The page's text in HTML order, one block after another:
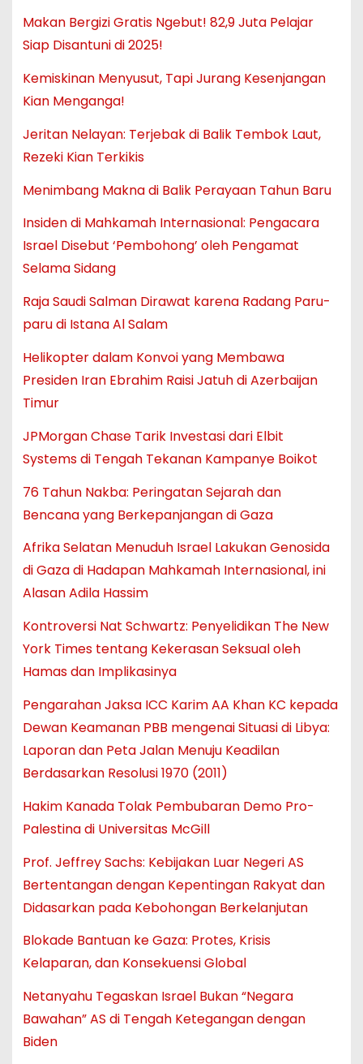
Makan Bergizi Gratis Ngebut! 82,9 Juta Pelajar
Siap Disantuni di 2025!
Kemiskinan Menyusut, Tapi Jurang Kesenjangan
Kian Menganga!
Jeritan Nelayan: Terjebak di Balik Tembok Laut,
Rezeki Kian Terkikis
Menimbang Makna di Balik Perayaan Tahun Baru
Insiden di Mahkamah Internasional: Pengacara
Israel Disebut ‘Pembohong’ oleh Pengamat
Selama Sidang
Raja Saudi Salman Dirawat karena Radang Paru-
paru di Istana Al Salam
Helikopter dalam Konvoi yang Membawa
Presiden Iran Ebrahim Raisi Jatuh di Azerbaijan
Timur
JPMorgan Chase Tarik Investasi dari Elbit
Systems di Tengah Tekanan Kampanye Boikot
76 Tahun Nakba: Peringatan Sejarah dan
Bencana yang Berkepanjangan di Gaza
Afrika Selatan Menuduh Israel Lakukan Genosida
di Gaza di Hadapan Mahkamah Internasional, ini
Alasan Adila Hassim
Kontroversi Nat Schwartz: Penyelidikan The New
York Times tentang Kekerasan Seksual oleh
Hamas dan Implikasinya
Pengarahan Jaksa ICC Karim AA Khan KC kepada
Dewan Keamanan PBB mengenai Situasi di Libya:
Laporan dan Peta Jalan Menuju Keadilan
Berdasarkan Resolusi 1970 (2011)
Hakim Kanada Tolak Pembubaran Demo Pro-
Palestina di Universitas McGill
Prof. Jeffrey Sachs: Kebijakan Luar Negeri AS
Bertentangan dengan Kepentingan Rakyat dan
Didasarkan pada Kebohongan Berkelanjutan
Blokade Bantuan ke Gaza: Protes, Krisis
Kelaparan, dan Konsekuensi Global
Netanyahu Tegaskan Israel Bukan “Negara
Bawahan” AS di Tengah Ketegangan dengan
Biden